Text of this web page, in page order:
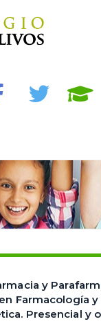
y
Farmacología y
Presencial y